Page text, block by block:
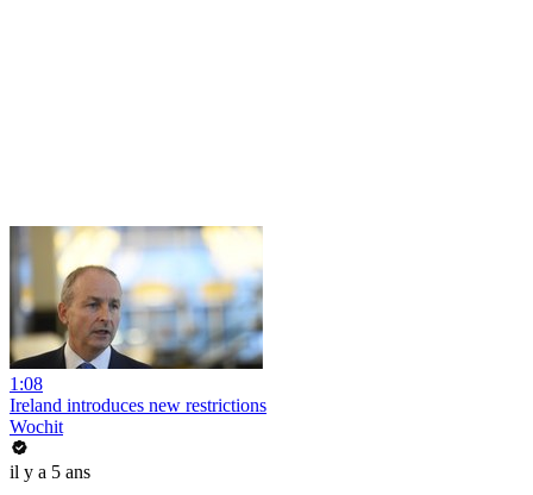
1:08
Ireland introduces new restrictions
Wochit
il y a 5 ans